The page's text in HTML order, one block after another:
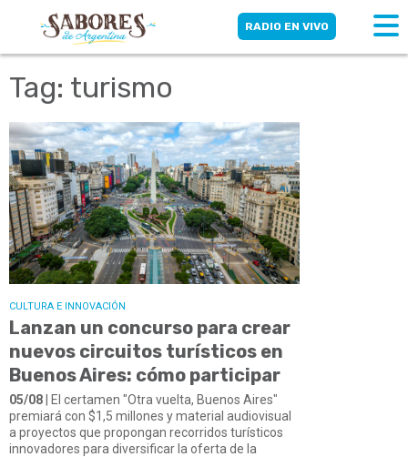
RADIO EN VIVO
Tag: turismo
CULTURA E INNOVACIÓN
Lanzan un concurso para crear
nuevos circuitos turísticos en
Buenos Aires: cómo participar
05/08 | El certamen "Otra vuelta, Buenos Aires"
premiará con $1,5 millones y material audiovisual
a proyectos que propongan recorridos turísticos
innovadores para diversificar la oferta de la